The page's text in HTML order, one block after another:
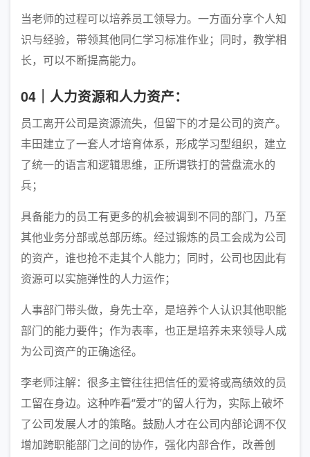
当老师的过程可以培养员工领导力。一方面分享个人知
识与经验，带领其他同仁学习标准作业；同时，教学相
长，可以不断提高能力。
04｜人力资源和人力资产：
员工离开公司是资源流失，但留下的才是公司的资产。
丰田建立了一套人才培育体系，形成学习型组织，建立
了统一的语言和逻辑思维，正所谓铁打的营盘流水的
兵；
具备能力的员工有更多的机会被调到不同的部门，乃至
其他业务分部或总部历练。经过锻炼的员工会成为公司
的资产，谁也抢不走其个人能力；同时，公司也因此有
资源可以实施弹性的人力运作；
人事部门带头做，身先士卒，是培养个人认识其他职能
部门的能力要件；作为表率，也正是培养未来领导人成
为公司资产的正确途径。
李老师注解：很多主管往往把信任的爱将或高绩效的员
工留在身边。这种咋看“爱才”的留人行为，实际上破坏
了公司发展人才的策略。鼓励人才在公司内部论调不仅
增加跨职能部门之间的协作，强化内部合作，改善创